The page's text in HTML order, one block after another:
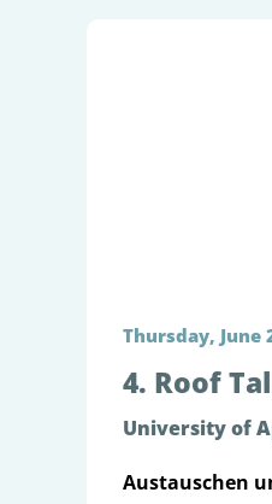
Thursday, June
4. Roof
University of
Austauschen